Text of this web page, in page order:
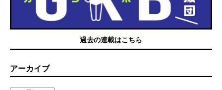
過去の連載はこちら
アーカイブ